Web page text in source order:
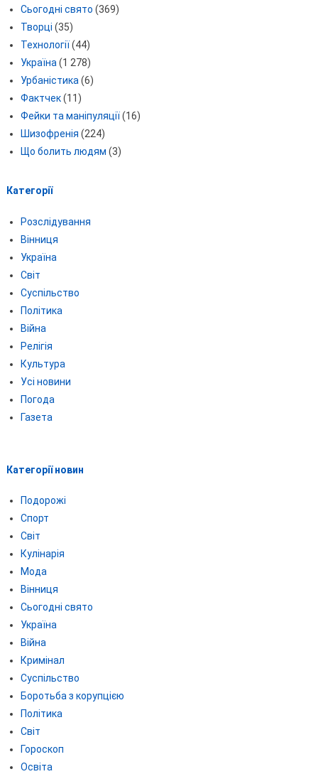
Сьогодні свято (369)
Творці (35)
Технології(44)
Україна(1 278)
Урбаністика(6)
Фактчек(11)
Фейки та маніпуляції(16)
Шизофренія (224)
Що болить людям (3)
Категорії
Розслідування
Вінниця
Україна
Світ
Суспільство
Політика
Війна
Релігія
Культура
Усі новини
Погода
Газета
Категорії новин
Подорожі
Спорт
Світ
Кулінарія
Мода
Вінниця
Сьогодні свято
Україна
Війна
Кримінал
Суспільство
Боротьба з корупцією
Політика
Світ
Гороскоп
Освіта